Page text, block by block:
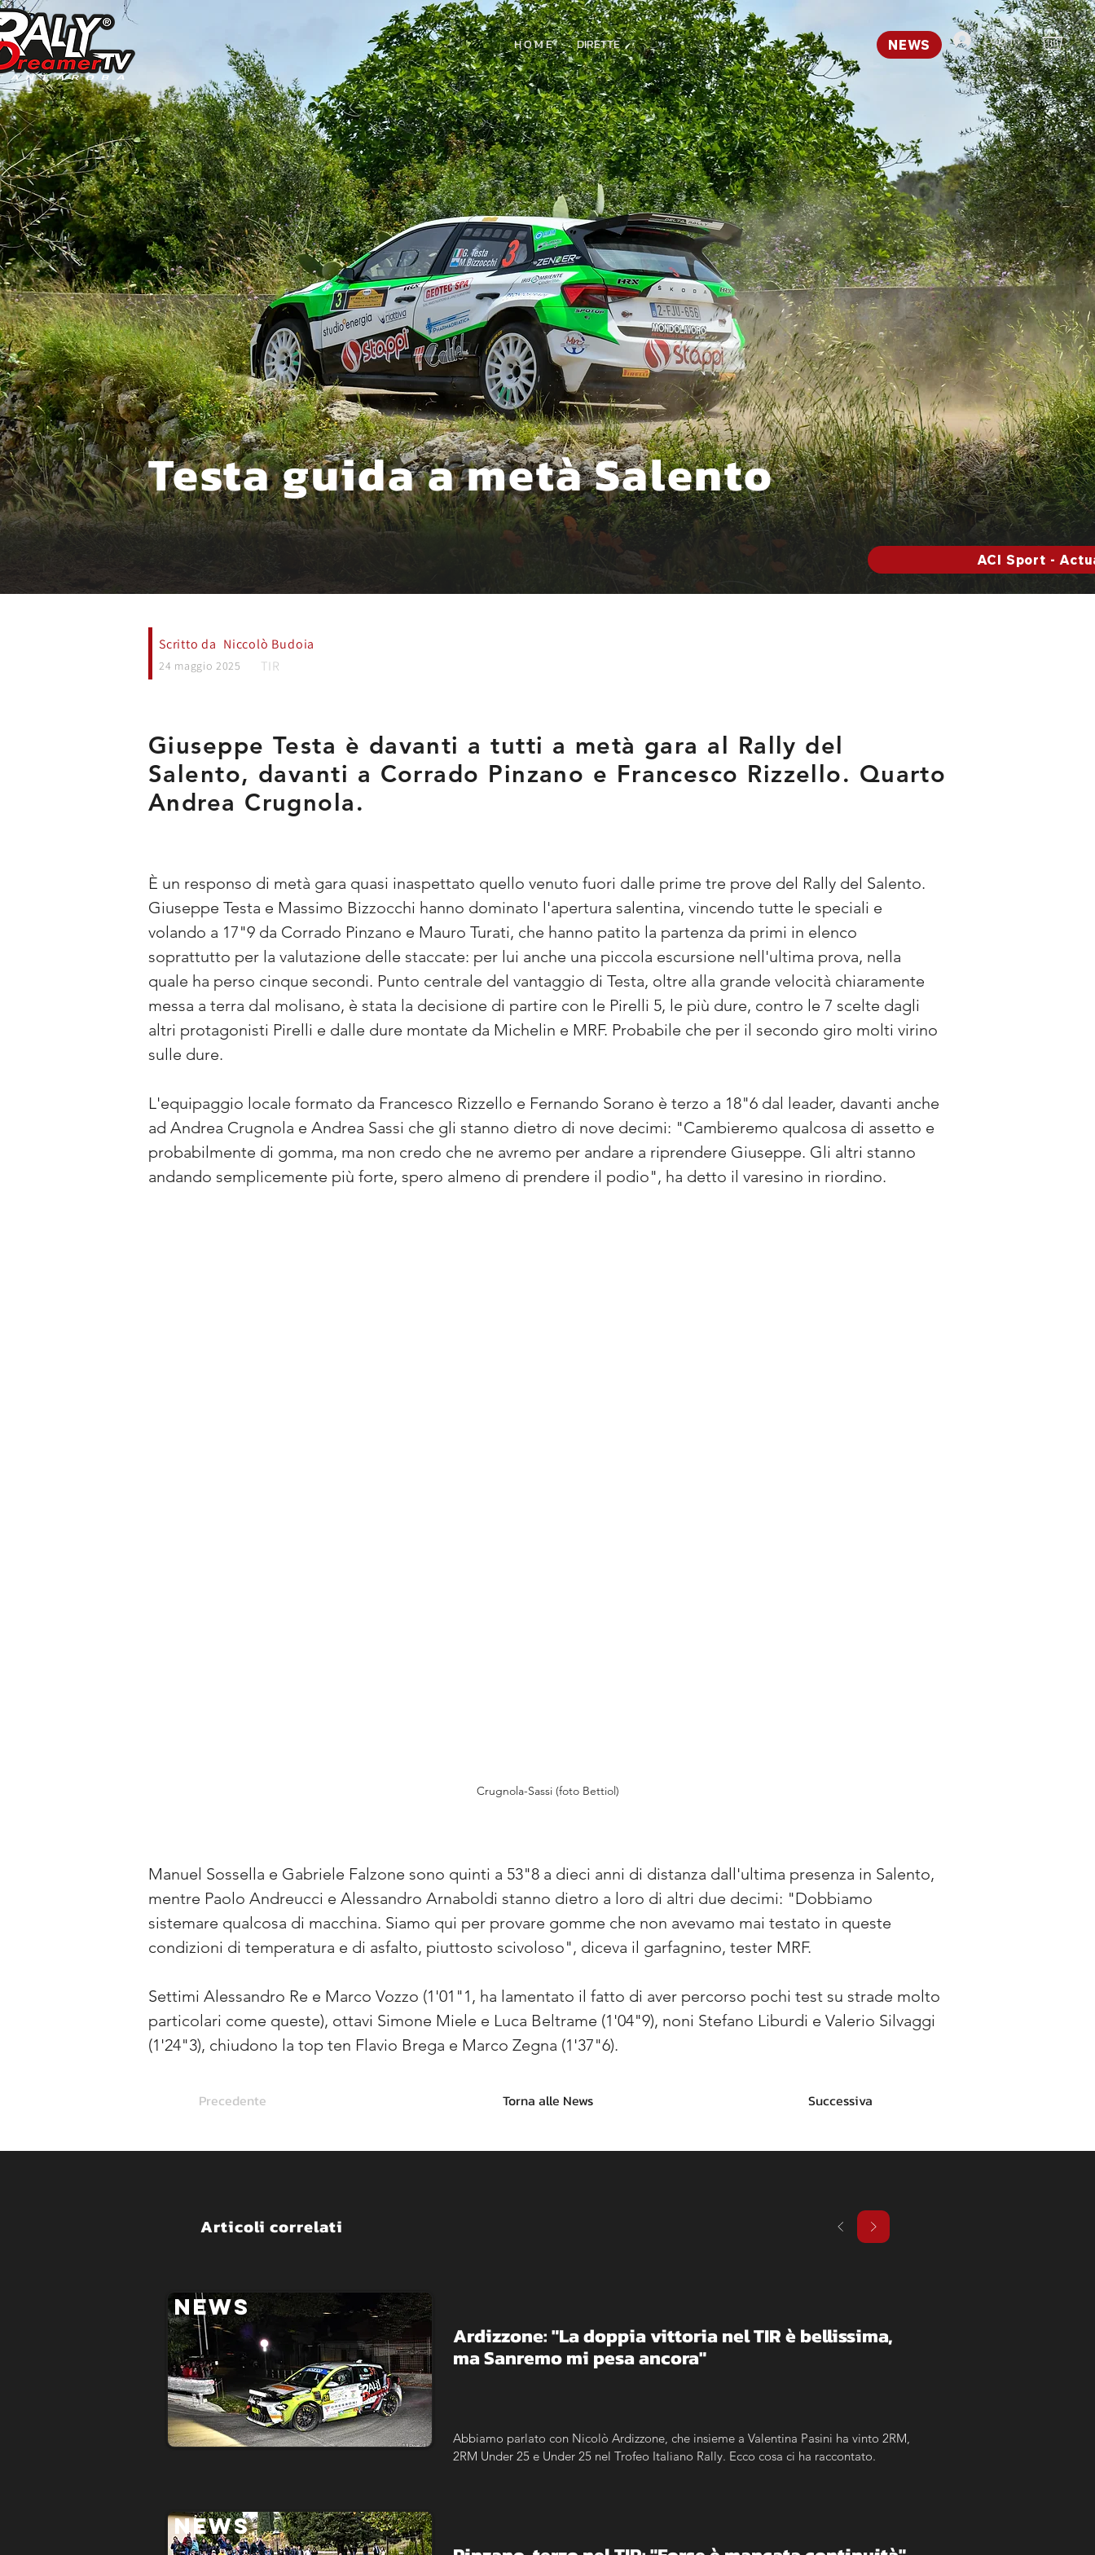
Log In
H O M E DIRETTE NEWS
Scritto da Niccolò Budoia
24 maggio 2025 TIR
Giuseppe Testa è davanti a tutti a metà gara al Rally del
Salento, davanti a Corrado Pinzano e Francesco Rizzello. Quarto
Andrea Crugnola.
È un responso di metà gara quasi inaspettato quello venuto fuori dalle prime tre prove del Rally del Salento.
Giuseppe Testa e Massimo Bizzocchi hanno dominato l'apertura salentina, vincendo tutte le speciali e
volando a 17"9 da Corrado Pinzano e Mauro Turati, che hanno patito la partenza da primi in elenco
soprattutto per la valutazione delle staccate: per lui anche una piccola escursione nell'ultima prova, nella
quale ha perso cinque secondi. Punto centrale del vantaggio di Testa, oltre alla grande velocità chiaramente
messa a terra dal molisano, è stata la decisione di partire con le Pirelli 5, le più dure, contro le 7 scelte dagli
altri protagonisti Pirelli e dalle dure montate da Michelin e MRF. Probabile che per il secondo giro molti virino
sulle dure.
L'equipaggio locale formato da Francesco Rizzello e Fernando Sorano è terzo a 18"6 dal leader, davanti anche
ad Andrea Crugnola e Andrea Sassi che gli stanno dietro di nove decimi: "Cambieremo qualcosa di assetto e
probabilmente di gomma, ma non credo che ne avremo per andare a riprendere Giuseppe. Gli altri stanno
andando semplicemente più forte, spero almeno di prendere il podio", ha detto il varesino in riordino.
Crugnola-Sassi (foto Bettiol)
Manuel Sossella e Gabriele Falzone sono quinti a 53"8 a dieci anni di distanza dall'ultima presenza in Salento,
mentre Paolo Andreucci e Alessandro Arnaboldi stanno dietro a loro di altri due decimi: "Dobbiamo
sistemare qualcosa di macchina. Siamo qui per provare gomme che non avevamo mai testato in queste
condizioni di temperatura e di asfalto, piuttosto scivoloso", diceva il garfagnino, tester MRF.
Settimi Alessandro Re e Marco Vozzo (1'01"1, ha lamentato il fatto di aver percorso pochi test su strade molto
particolari come queste), ottavi Simone Miele e Luca Beltrame (1'04"9), noni Stefano Liburdi e Valerio Silvaggi
(1'24"3), chiudono la top ten Flavio Brega e Marco Zegna (1'37"6).
Testa guida a metà Salento
ACI Sport -
Precedente Torna alle News Successiva
Articoli correlati
NEWS
Ardizzone: "La doppia vittoria nel TIR è bellissima,
ma Sanremo mi pesa ancora"
Abbiamo parlato con Nicolò Ardizzone, che insieme a Valentina Pasini ha vinto 2RM,
2RM Under 25 e Under 25 nel Trofeo Italiano Rally. Ecco cosa ci ha raccontato.
NEWS